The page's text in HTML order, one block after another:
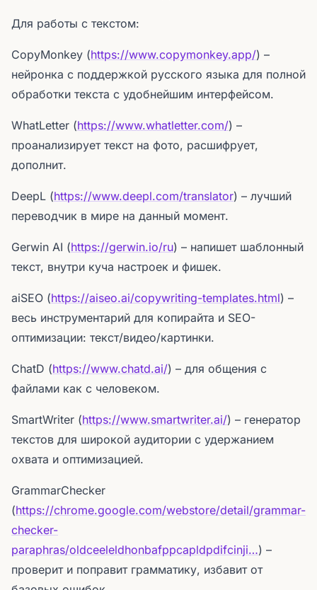
Для работы с текстом:
CopyMonkey (https://www.copymonkey.app/) –
нейронка с поддержкой русского языка для полной
обработки текста с удобнейшим интерфейсом.
WhatLetter (https://www.whatletter.com/) –
проанализирует текст на фото, расшифрует,
дополнит.
DeepL (https://www.deepl.com/translator) – лучший
переводчик в мире на данный момент.
Gerwin AI (https://gerwin.io/ru) – напишет шаблонный
текст, внутри куча настроек и фишек.
aiSEO (https://aiseo.ai/copywriting-templates.html) –
весь инструментарий для копирайта и SEO-
оптимизации: текст/видео/картинки.
ChatD (https://www.chatd.ai/) – для общения с
файлами как с человеком.
SmartWriter (https://www.smartwriter.ai/) – генератор
текстов для широкой аудитории с удержанием
охвата и оптимизацией.
GrammarChecker
(https://chrome.google.com/webstore/detail/grammar-
checker-
paraphras/oldceeleldhonbafppcapldpdifcinji…) –
проверит и поправит грамматику, избавит от